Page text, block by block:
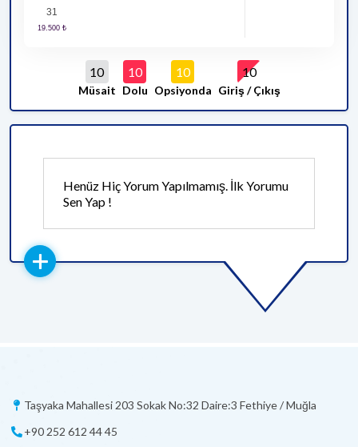
31
10
Müsait
10
Dolu
10
Opsiyonda
10
Giriş / Çıkış
Henüz Hiç Yorum Yapılmamış. İlk Yorumu
Sen Yap !
Taşyaka Mahallesi 203 Sokak No:32 Daire:3 Fethiye / Muğla
+90 252 612 44 45